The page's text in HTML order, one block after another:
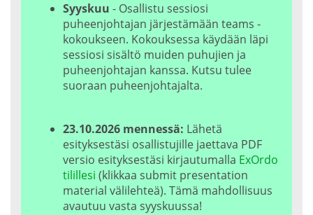
Syyskuu - Osallistu sessiosi
puheenjohtajan järjestämään teams -
kokoukseen. Kokouksessa käydään läpi
sessiosi sisältö muiden puhujien ja
puheenjohtajan kanssa. Kutsu tulee
suoraan puheenjohtajalta.
23.10.2026 mennessä: Lähetä
esityksestäsi osallistujille jaettava PDF
versio esityksestäsi kirjautumalla ExOrdo
tilillesi (klikkaa submit presentation
material välilehteä). Tämä mahdollisuus
avautuu vasta syyskuussa!